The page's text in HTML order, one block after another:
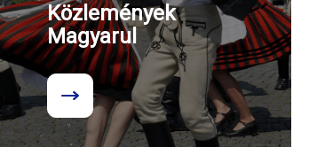
Közlemények
Magyarul